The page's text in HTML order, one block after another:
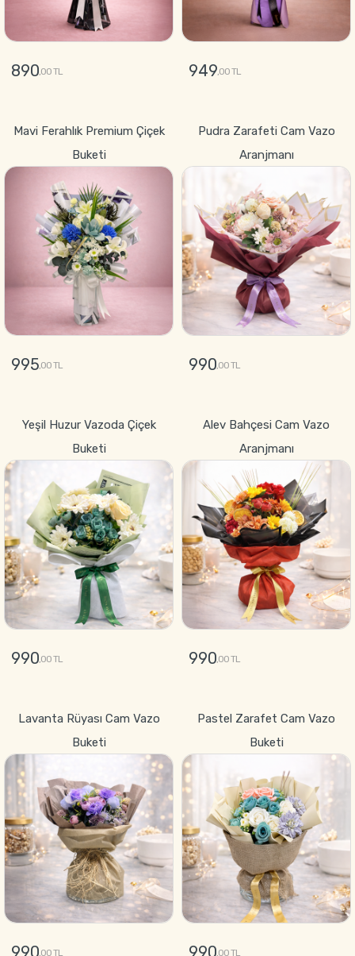
890,00 TL 949,00 TL
Mavi Ferahlık Premium Çiçek
Buketi
995,00 TL
Pudra Zarafeti Cam Vazo
Aranjmanı
990,00 TL
Yeşil Huzur Vazoda Çiçek
Buketi
990,00 TL
Alev Bahçesi Cam Vazo
Aranjmanı
990,00 TL
Lavanta Rüyası Cam Vazo
Buketi
990,00 TL
Pastel Zarafet Cam Vazo
Buketi
990,00 TL